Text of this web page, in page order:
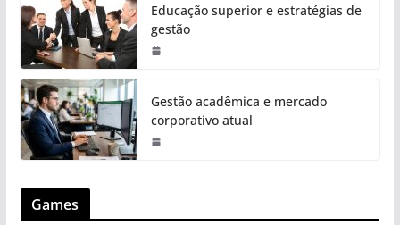
Educação superior e estratégias de
gestão
Gestão acadêmica e mercado
corporativo atual
Games